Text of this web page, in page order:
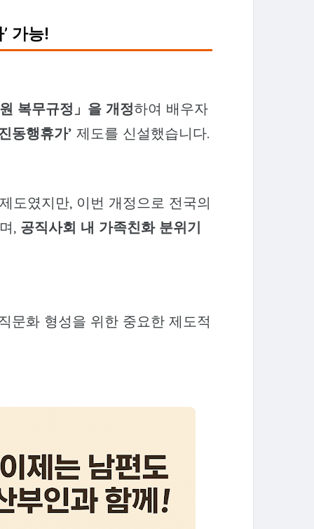
가능!
복무규정」을 개정하여 배우자
동행휴가’ 제도를 신설했습니다.
도였지만, 이번 개정으로 전국의
, 공직사회 내 가족친화 분위기
문화 형성을 위한 중요한 제도적